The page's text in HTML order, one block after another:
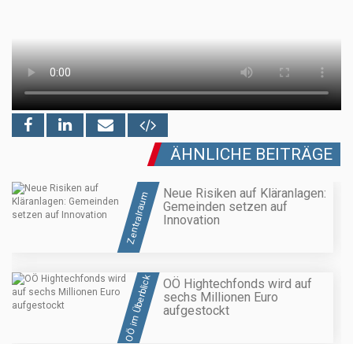
ÄHNLICHE BEITRÄGE
Zentralraum
Neue Risiken auf Kläranlagen:
Gemeinden setzen auf
Innovation
OÖ im Überblick
OÖ Hightechfonds wird auf
sechs Millionen Euro
aufgestockt